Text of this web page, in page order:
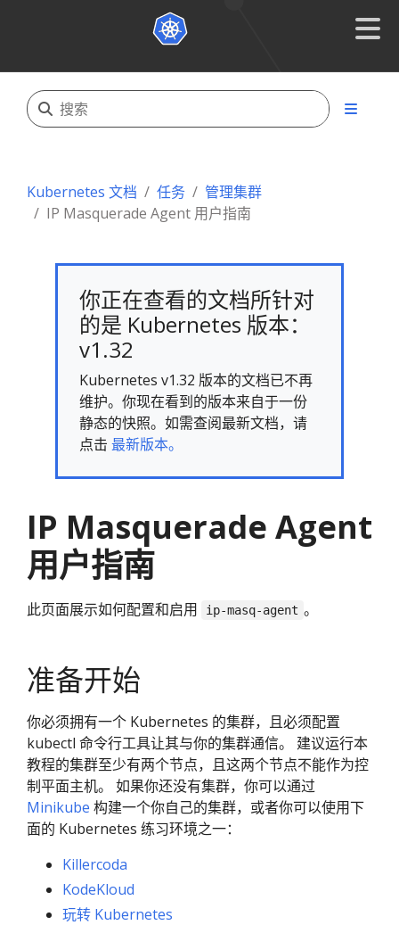
Kubernetes 文档 任务
管理集群
IP Masquerade Agent 用户指南
你正在查看的文档所针对
的是 Kubernetes 版本：
v1.32
Kubernetes v1.32 版本的文档已不再
维护。你现在看到的版本来自于一份
静态的快照。如需查阅最新文档，请
点击 最新版本。
IP Masquerade Agent
用户指南
此页面展示如何配置和启用 ip-masq-agent 。
准备开始
你必须拥有一个 Kubernetes 的集群，且必须配置
kubectl 命令行工具让其与你的集群通信。 建议运行本
教程的集群至少有两个节点，且这两个节点不能作为控
制平面主机。 如果你还没有集群，你可以通过
Minikube 构建一个你自己的集群，或者你可以使用下
面的 Kubernetes 练习环境之一：
Killercoda
KodeKloud
玩转 Kubernetes